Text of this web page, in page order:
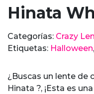
Hinata
¿Buscas un lente de
Hinata ?, ¡Esta es
Categorías: Crazy
Etiquetas: Halloween,